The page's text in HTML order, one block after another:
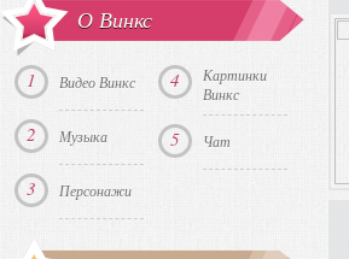
О Винкс
1 Видео Винкс
2 Музыка
3 Персонажи
4
Картинки
Винкс
5 Чат